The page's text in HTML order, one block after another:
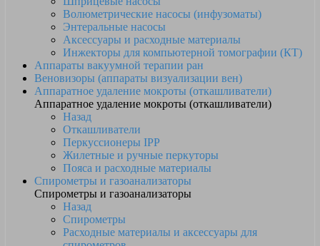
Волюметрические насосы (инфузоматы)
Энтеральные насосы
Аксессуары и расходные материалы
Инжекторы для компьютерной томографии (КТ)
Аппараты вакуумной терапии ран
Веновизоры (аппараты визуализации вен)
Аппаратное удаление мокроты (откашливатели)
Аппаратное удаление мокроты (откашливатели)
Назад
Откашливатели
Перкуссионеры IPP
Жилетные и ручные перкуторы
Пояса и расходные материалы
Спирометры и газоанализаторы
Спирометры и газоанализаторы
Назад
Спирометры
Расходные материалы и аксессуары для